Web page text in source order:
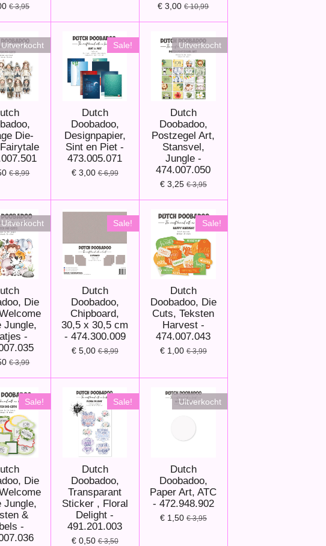
€ 3,95 € 3,00 € 10,99
Uitverkocht
Die-
€ 8,99
Sale!
Dutch
Doobadoo,
Designpapier,
Sint en Piet -
473.005.071
€ 3,00 € 6,99
Uitverkocht
Dutch
Doobadoo,
Postzegel Art,
Stansvel,
Jungle -
474.007.050
€ 3,25 € 3,95
Uitverkocht
Die
Jungle,
-
€ 3,99
Sale!
Dutch
Doobadoo,
Chipboard,
30,5 x 30,5 cm
- 474.300.009
€ 5,00 € 8,99
Sale!
Dutch
Doobadoo, Die
Cuts, Teksten
Harvest -
474.007.043
€ 1,00 € 3,99
Sale!
Die
Jungle,
&
-
Sale!
Dutch
Doobadoo,
Transparant
Sticker , Floral
Delight -
491.201.003
€ 0,50 € 3,50
Uitverkocht
Dutch
Doobadoo,
Paper Art, ATC
- 472.948.902
€ 1,50 € 3,95